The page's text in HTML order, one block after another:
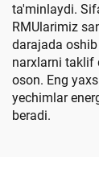
ta'minlaydi.
RMUlarimiz
darajada
narxlarni taklif
oson. Eng
yechimlar
beradi.